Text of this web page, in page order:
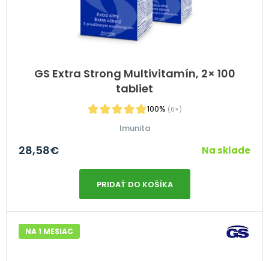
GS Extra Strong Multivitamín, 2× 100
tabliet
100% (6×)
Imunita
28,58€ Na sklade
PRIDAŤ DO KOŠÍKA
NA 1 MESIAC